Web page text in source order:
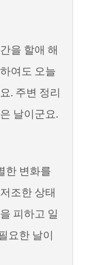
을 할애 해
여도 오늘
. 주변 정리
날이군요.
한 변화를
조한 상태
피하고 일
요한 날이